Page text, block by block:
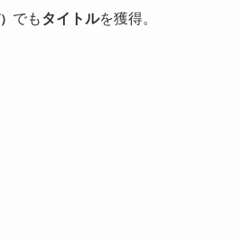
でもタイトルを獲得。